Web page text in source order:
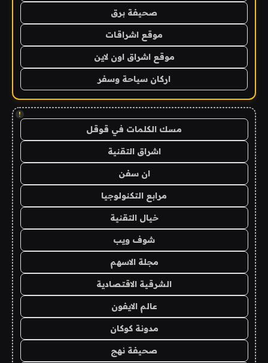
صحيفة برق
موقع اشراقات
موقع اشراق اون لاين
اركان سياحة وسفر
!
مسك الكلمات في قوقل
اشراق التقنية
ان سفن
مرابع التكنولوجيا
خيال التقنية
شوف ويب
مجلة الاسهم
الشرقية الاقتصادية
عالم الايفون
مدونة كوكان
صحيفة نهج